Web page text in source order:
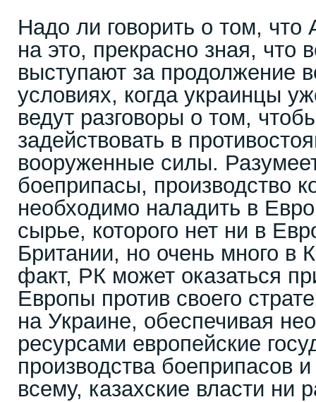
Надо ли говорить о том, что
на это, прекрасно зная, что
выступают за продолжение
условиях, когда украинцы
ведут разговоры о том,
задействовать в
вооруженные силы.
боеприпасы, производство
необходимо наладить в
сырье, которого нет ни в
Британии, но очень много в
факт, РК может оказаться
Европы против своего
на Украине, обеспечивая
ресурсами европейские
производства боеприпасов
всему, казахские власти ни